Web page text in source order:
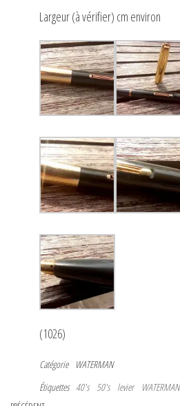
Largeur (à vérifier) cm environ
(1026)
Catégorie
WATERMAN
Étiquettes 40's 50's levier WATERMAN